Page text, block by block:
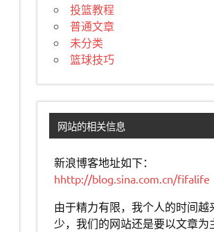
投篮教程
普通文章
未分类
篮球技巧
网站的相关信息
新浪博客地址如下：
hhttp://blog.sina.com.cn/fifalife
由于精力有限，我个人的时间越
少，我们的网站还是要以文章为